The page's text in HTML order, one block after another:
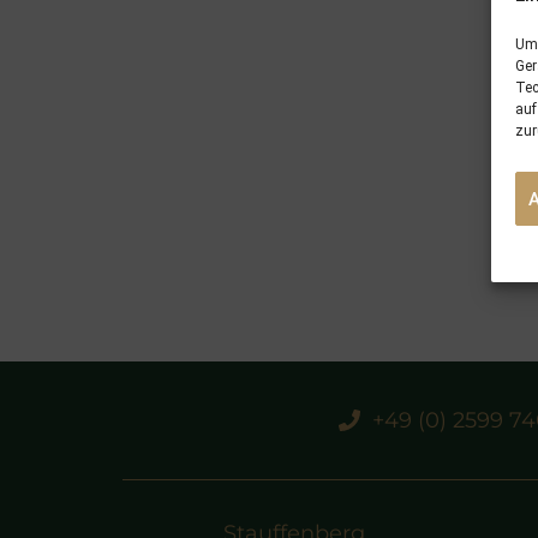
+49 (0) 2599